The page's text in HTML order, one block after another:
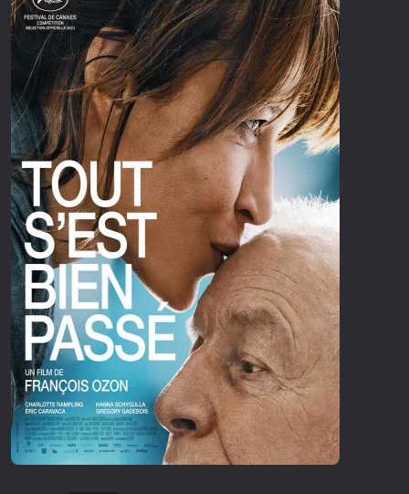
Ευρωπαικός Κινηματογράφος
Θρησκευτικές
Θρίλερ
Ιστορικές
Καταστροφής
Κλασσικές